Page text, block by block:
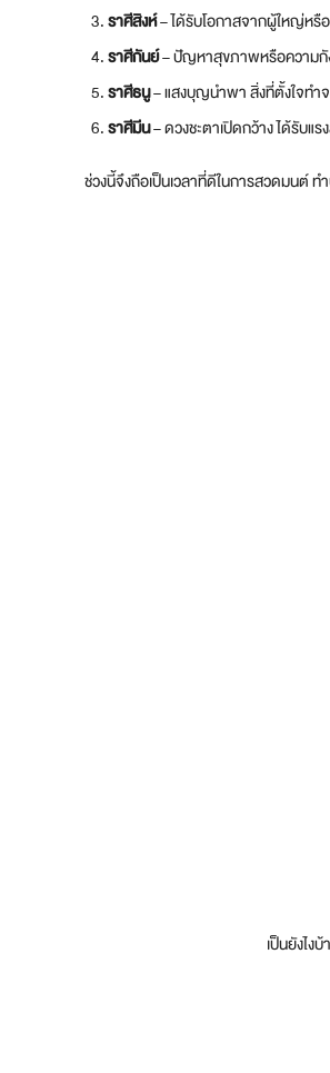
ราศีสิงห์– ได้รับโอกาสจากผู้ใหญ่หรื
ราศีกันย์– ปัญหาสุขภาพหรือความกั
ราศีธนู– แสงบุญนำพา สิ่งที่ตั้งใจทำจ
ราศีมีน– ดวงชะตาเปิดกว้าง ได้รับแ
ช่วงนี้จึงถือเป็นเวลาที่ดีในการสวดมนต์
เป็นยังไ